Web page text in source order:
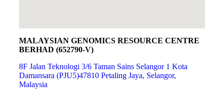
MALAYSIAN GENOMICS RESOURCE CENTRE
BERHAD (652790-V)
8F Jalan Teknologi 3/6 Taman Sains Selangor 1 Kota
Damansara (PJU5)47810 Petaling Jaya, Selangor,
Malaysia